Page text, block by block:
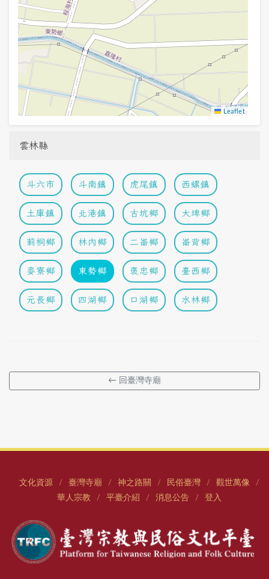
Leaflet
雲林縣
斗六市 斗南鎮 虎尾鎮 西螺鎮
土庫鎮 北港鎮 古坑鄉 大埤鄉
莿桐鄉 林內鄉 二崙鄉 崙背鄉
麥寮鄉 東勢鄉 褒忠鄉 臺西鄉
元長鄉 四湖鄉 口湖鄉 水林鄉
← 回臺灣寺廟
文化資源 / 臺灣寺廟 / 神之路關 / 民俗臺灣 / 觀世萬像 /
華人宗教 / 平臺介紹 / 消息公告 / 登入